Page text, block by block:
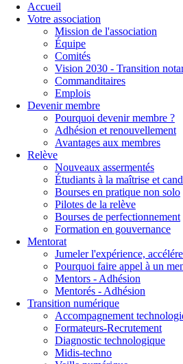
Accueil
Votre association
Mission de l'association
Équipe
Comités
Vision 2030 - Transition
Commanditaires
Emplois
Devenir membre
Pourquoi devenir membre ?
Adhésion et renouvellement
Avantages aux membres
Relève
Nouveaux assermentés
Étudiants à la maîtrise et
Bourses en pratique non solo
Pilotes de la relève
Bourses de perfectionnement
Formation en gouvernance
Mentorat
Jumeler l'expérience,
Pourquoi faire appel à un
Mentors - Adhésion
Mentorés - Adhésion
Transition numérique
Accompagnement
Formateurs-Recrutement
Diagnostic technologique
Midis-techno